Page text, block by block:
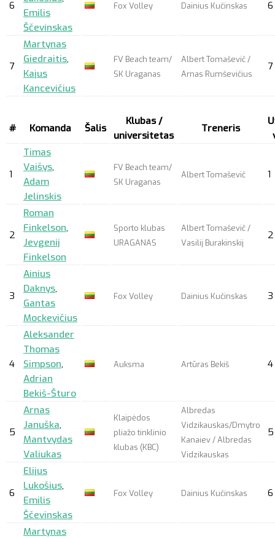
6
Emilis
Ščevinskas
Fox Volley Dainius Kučinskas 6
7
Martynas
Giedraitis,
Kajus
Kancevičius
FV Beach team/
SK Uraganas
Albert Tomaševič /
Arnas Rumševičius
7
# Komanda Šalis
Klubas /
universitetas
Treneris
1
Timas
Vaišys,
Adam
Jelinskis
FV Beach team/
SK Uraganas
Albert Tomaševič 1
2
Roman
Finkelson,
Jevgenij
Finkelson
Sporto klubas
URAGANAS
Albert Tomaševič /
Vasilij Burakinskij
2
3
Ainius
Daknys,
Gantas
Mockevičius
Fox Volley Dainius Kučinskas 3
4
Aleksander
Thomas
Simpson,
Adrian
Bekiš-Šturo
Auksma Artūras Bekiš 4
5
Arnas
Januška,
Mantvydas
Valiukas
Klaipėdos
pliažo tinklinio
klubas (KBC)
Albredas
Vidzikauskas/Dmytro
Kanaiev / Albredas
Vidzikauskas
5
6
Elijus
Lukošius,
Emilis
Ščevinskas
Fox Volley Dainius Kučinskas 6
Martynas